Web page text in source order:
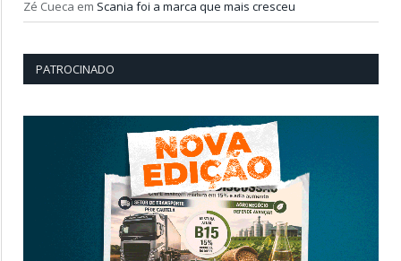
Zé Cueca em Scania foi a marca que mais cresceu
PATROCINADO